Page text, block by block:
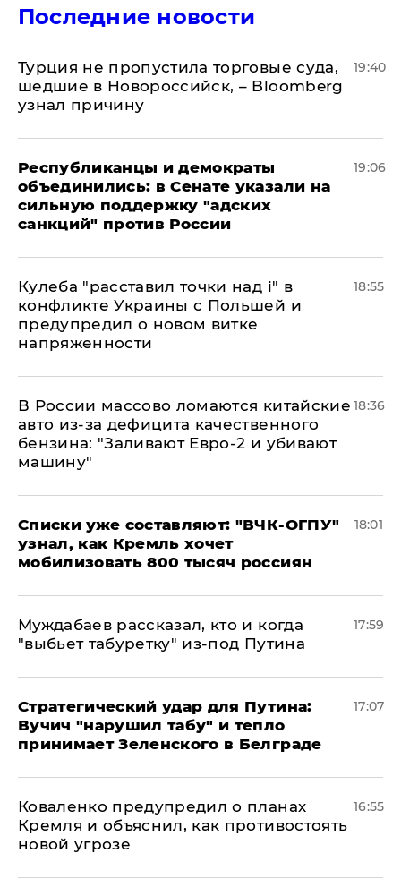
Последние новости
Турция не пропустила торговые суда,
шедшие в Новороссийск, – Bloomberg
узнал причину
19:40
Республиканцы и демократы
объединились: в Сенате указали на
сильную поддержку "адских
санкций" против России
19:06
Кулеба "расставил точки над і" в
конфликте Украины с Польшей и
предупредил о новом витке
напряженности
18:55
В России массово ломаются китайские
авто из-за дефицита качественного
бензина: "Заливают Евро-2 и убивают
машину"
18:36
Списки уже составляют: "ВЧК-ОГПУ"
узнал, как Кремль хочет
мобилизовать 800 тысяч россиян
18:01
Муждабаев рассказал, кто и когда
"выбьет табуретку" из-под Путина
17:59
Стратегический удар для Путина:
Вучич "нарушил табу" и тепло
принимает Зеленского в Белграде
17:07
Коваленко предупредил о планах
Кремля и объяснил, как противостоять
новой угрозе
16:55